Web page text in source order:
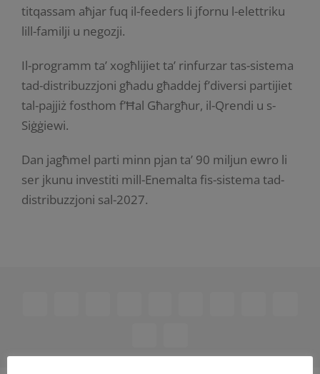
titqassam aħjar fuq il-feeders li jfornu l-elettriku
lill-familji u negozji.
Il-programm ta’ xogħlijiet ta’ rinfurzar tas-sistema
tad-distribuzzjoni għadu għaddej f’diversi partijiet
tal-pajjiż fosthom f’Ħal Għargħur, il-Qrendi u s-
Siġġiewi.
Dan jagħmel parti minn pjan ta’ 90 miljun ewro li
ser jkunu investiti mill-Enemalta fis-sistema tad-
distribuzzjoni sal-2027.